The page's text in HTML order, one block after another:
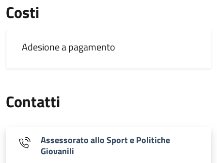
Costi
Adesione a pagamento
Contatti
Assessorato allo Sport e Politiche
Giovanili